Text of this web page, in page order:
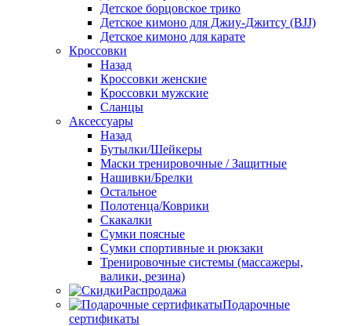
Детское борцовское трико
Детское кимоно для Джиу-Джитсу (BJJ)
Детское кимоно для карате
Кроссовки
Назад
Кроссовки женские
Кроссовки мужские
Сланцы
Аксессуары
Назад
Бутылки/Шейкеры
Маски тренировочные / Защитные
Нашивки/Брелки
Остальное
Полотенца/Коврики
Скакалки
Сумки поясные
Сумки спортивные и рюкзаки
Тренировочные системы (массажеры,
валики, резина)
Распродажа
Подарочные
сертификаты